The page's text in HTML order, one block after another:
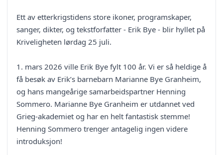
Ett av etterkrigstidens store ikoner, programskaper,
sanger, dikter, og tekstforfatter - Erik Bye - blir hyllet på
Kriveligheten lørdag 25 juli.
1. mars 2026 ville Erik Bye fylt 100 år. Vi er så heldige å
få besøk av Erik’s barnebarn Marianne Bye Granheim,
og hans mangeårige samarbeidspartner Henning
Sommero. Marianne Bye Granheim er utdannet ved
Grieg-akademiet og har en helt fantastisk stemme!
Henning Sommero trenger antagelig ingen videre
introduksjon!